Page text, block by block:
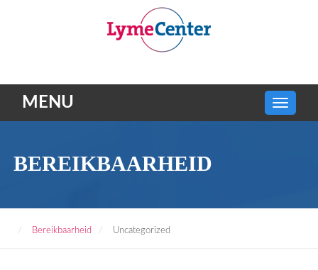
MENU
BEREIKBAARHEID
Bereikbaarheid Uncategorized